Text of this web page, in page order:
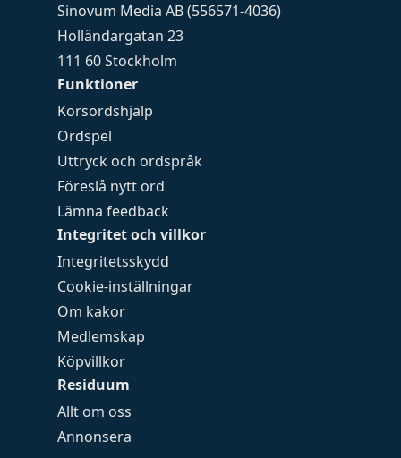
Funktioner
Korsordshjälp
Ordspel
Uttryck och ordspråk
Föreslå nytt ord
Lämna feedback
Integritet och villkor
Integritetsskydd
Cookie-inställningar
Om kakor
Medlemskap
Köpvillkor
Residuum
Allt om oss
Annonsera
Sinovum Media AB (556571-4036)
Holländargatan 23
111 60 Stockholm